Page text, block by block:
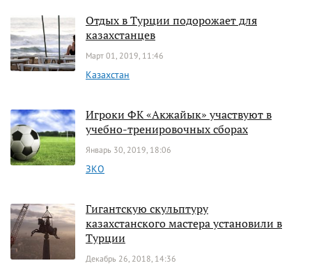
Отдых в Турции подорожает для
казахстанцев
Март 01, 2019, 11:46
Казахстан
Игроки ФК «Акжайык» участвуют в
учебно-тренировочных сборах
Январь 30, 2019, 18:06
ЗКО
Гигантскую скульптуру
казахстанского мастера установили в
Турции
Декабрь 26, 2018, 14:36